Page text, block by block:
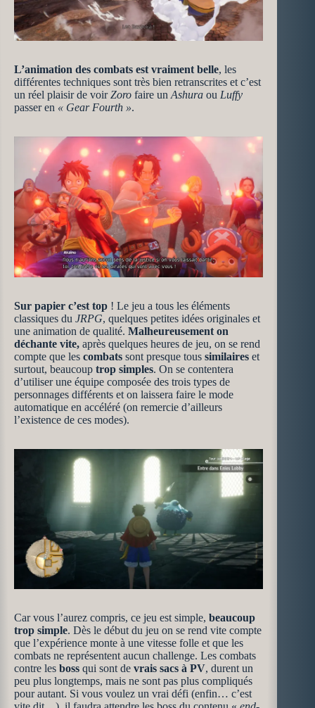
L’animation des combats est vraiment belle, les
différentes techniques sont très bien retranscrites et c’est
un réel plaisir de voirZoro faire unAshura ou Luffy
passer en « Gear Fourth ».
Sur papier c’est top ! Le jeu a tous les éléments
classiques du JRPG, quelques petites idées originales et
une animation de qualité. Malheureusement on
déchante vite, après quelques heures de jeu, on se rend
compte que les combats sont presque tous similaires et
surtout, beaucoup trop simples. On se contentera
d’utiliser une équipe composée des trois types de
personnages différents et on laissera faire le mode
automatique en accéléré (on remercie d’ailleurs
l’existence de ces modes).
Car vous l’aurez compris, ce jeu est simple, beaucoup
trop simple. Dès le début du jeu on se rend vite compte
que l’expérience monte à une vitesse folle et que les
combats ne représentent aucun challenge. Les combats
contre les boss qui sont de vrais sacs à PV, durent un
peu plus longtemps, mais ne sont pas plus compliqués
pour autant. Si vous voulez un vrai défi (enfin… c’est